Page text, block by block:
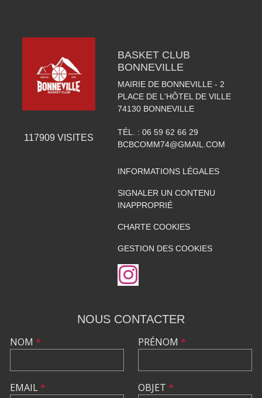
117909 VISITES
BASKET CLUB
BONNEVILLE
MAIRIE DE BONNEVILLE - 2
PLACE DE L'HÔTEL DE VILLE
74130 BONNEVILLE
TÉL. : 06 59 62 66 29
BCBCOMM74@GMAIL.COM
INFORMATIONS LÉGALES
SIGNALER UN CONTENU
INAPPROPRIÉ
CHARTE COOKIES
GESTION DES COOKIES
NOUS CONTACTER
NOM *
EMAIL*
PRÉNOM *
OBJET *